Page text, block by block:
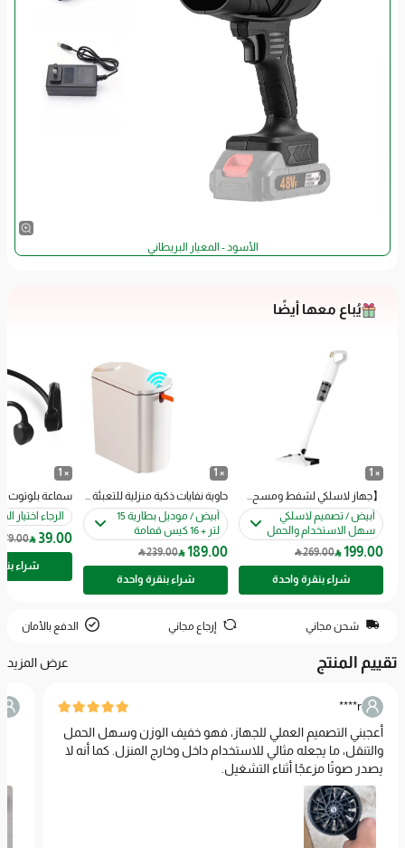
الأسود - المعيار البريطاني
يُباع معها أيضًا
× 1
【جهاز لاسلكي لشفط ومسح】 مكنسة كهربائية بقوة شفط عالية لإزالة العث وتنظيف الأرضيات
أبيض / تصميم لاسلكي
سهل الاستخدام والحمل
199.00

269.00

شراء بنقرة واحدة
× 1
حاوية نفايات ذكية منزلية للتعبئة التلقائية(إغلاق كيس القمامة تلقائيا)
أبيض / موديل بطارية 15
لتر + 16 كيس قمامة
189.00

239.00

شراء بنقرة واحدة
× 1
الرجاء اختيار
39.00

.00
شراء
شحن مجاني إرجاع مجاني الدفع بالأمان
تقييم المنتج عرض المزيد
r****
أعجبني التصميم العملي للجهاز، فهو خفيف الوزن وسهل الحمل
والتنقل، ما يجعله مثالي للاستخدام داخل وخارج المنزل. كما أنه لا
يصدر صوتًا مزعجًا أثناء التشغيل.